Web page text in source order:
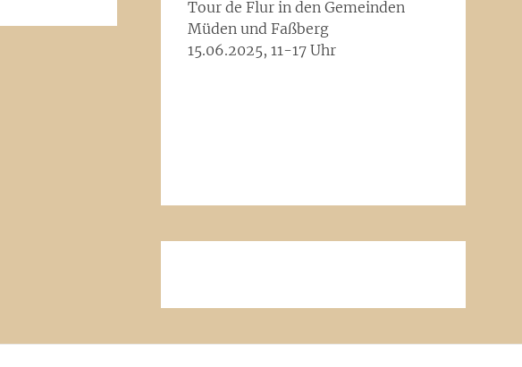
Tour de Flur in den Gemeinden
Müden und Faßberg
15.06.2025, 11-17 Uhr